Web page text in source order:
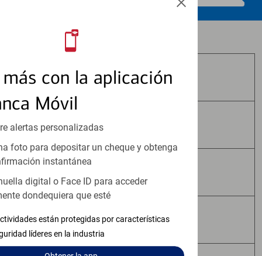
con la aplicación
Móvil
alertas personalizadas
foto para depositar un cheque y obtenga
instantánea
digital o Face ID para acceder
dondequiera que esté
están protegidas por características
líderes en la industria
Los productos de inversión y seguros:
No Están Asegurados por FDIC
No Tienen Garantía Bancaria
No Constituyen Depósitos